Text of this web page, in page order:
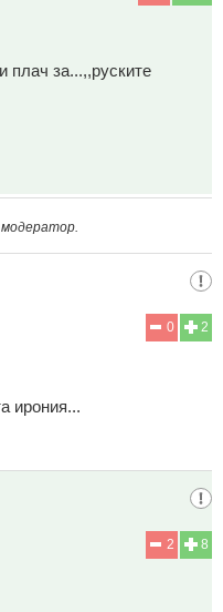
за...,,руските
2
0
ирония...
8
2